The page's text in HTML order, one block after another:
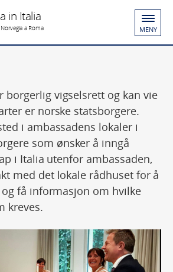
in Italia
a Roma MENY
borgerlig vigselsrett og kan vie
er norske statsborgere.
i ambassadens lokaler i
som ønsker å inngå
i Italia utenfor ambassaden,
med det lokale rådhuset for å
få informasjon om hvilke
kreves.